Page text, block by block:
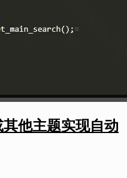
他主题实现自动